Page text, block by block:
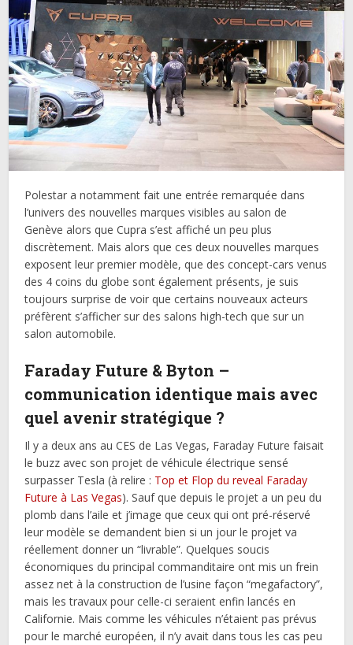
Polestar a notamment fait une entrée remarquée dans
l’univers des nouvelles marques visibles au salon de
Genève alors que Cupra s’est affiché un peu plus
discrètement. Mais alors que ces deux nouvelles marques
exposent leur premier modèle, que des concept-cars venus
des 4 coins du globe sont également présents, je suis
toujours surprise de voir que certains nouveaux acteurs
préfèrent s’afficher sur des salons high-tech que sur un
salon automobile.
Faraday Future & Byton –
communication identique mais avec
quel avenir stratégique ?
Il y a deux ans au CES de Las Vegas, Faraday Future faisait
le buzz avec son projet de véhicule électrique sensé
surpasser Tesla (à relire : Top et Flop du reveal Faraday
Future à Las Vegas). Sauf que depuis le projet a un peu du
plomb dans l’aile et j’image que ceux qui ont pré-réservé
leur modèle se demandent bien si un jour le projet va
réellement donner un “livrable”. Quelques soucis
économiques du principal commanditaire ont mis un frein
assez net à la construction de l’usine façon “megafactory”,
mais les travaux pour celle-ci seraient enfin lancés en
Californie. Mais comme les véhicules n’étaient pas prévus
pour le marché européen, il n’y avait dans tous les cas peu